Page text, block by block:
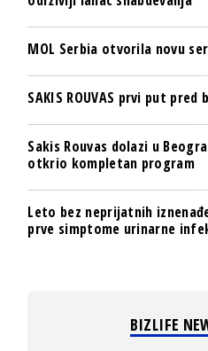
MOL Serbia otvorila novu
SAKIS ROUVAS prvi put
Sakis Rouvas dolazi u
otkrio kompletan program
Leto bez neprijatnih
prve simptome urinarne
BIZLIFE